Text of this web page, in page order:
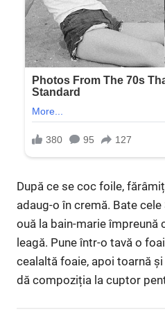
După ce se coc foile,
adaug-o în cremă. Bate
ouă la bain-marie împreună
leagă. Pune într-o tavă o
cealaltă foaie, apoi toarnă
dă compoziția la cuptor